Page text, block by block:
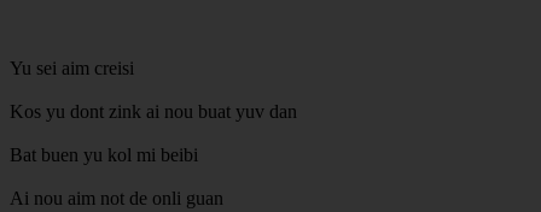
Yu sei aim creisi
Kos yu dont zink ai nou buat yuv dan
Bat buen yu kol mi beibi
Ai nou aim not de onli guan